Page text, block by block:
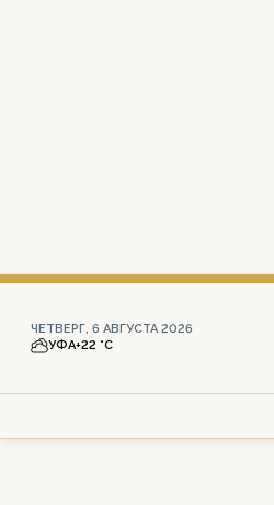
ЧЕТВЕРГ, 6 АВГУСТА 2026
УФА+22 °С